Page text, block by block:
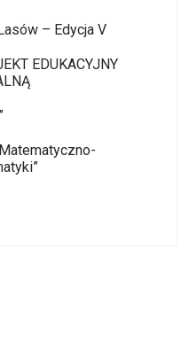
– Edycja V
EDUKACYJNY